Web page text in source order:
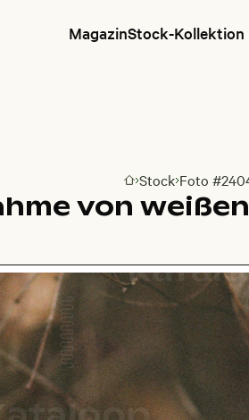
MagazinStock-Kollektion
Zur Homepage
Stock Foto
von